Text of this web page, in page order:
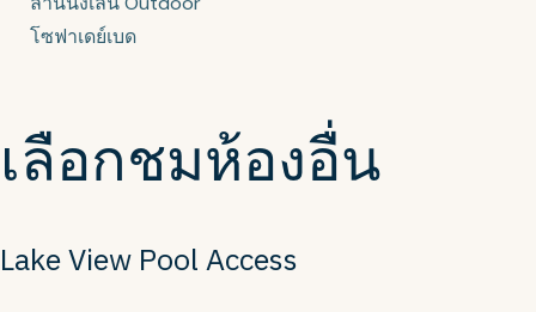
โซฟาเดย์เบด
เลือกชมห้องอื่น
Lake View Pool Access